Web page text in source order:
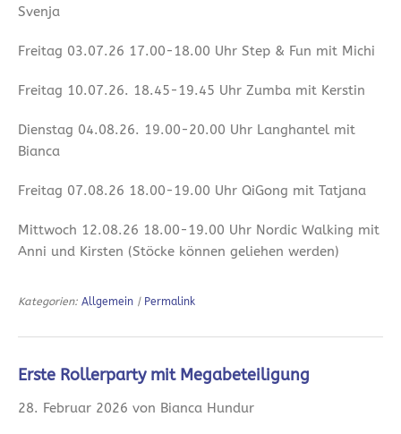
Svenja
Freitag 03.07.26 17.00-18.00 Uhr Step & Fun mit Michi
Freitag 10.07.26. 18.45-19.45 Uhr Zumba mit Kerstin
Dienstag 04.08.26. 19.00-20.00 Uhr Langhantel mit
Bianca
Freitag 07.08.26 18.00-19.00 Uhr QiGong mit Tatjana
Mittwoch 12.08.26 18.00-19.00 Uhr Nordic Walking mit
Anni und Kirsten (Stöcke können geliehen werden)
Kategorien: Allgemein | Permalink
Erste Rollerparty mit Megabeteiligung
28. Februar 2026 von Bianca Hundur